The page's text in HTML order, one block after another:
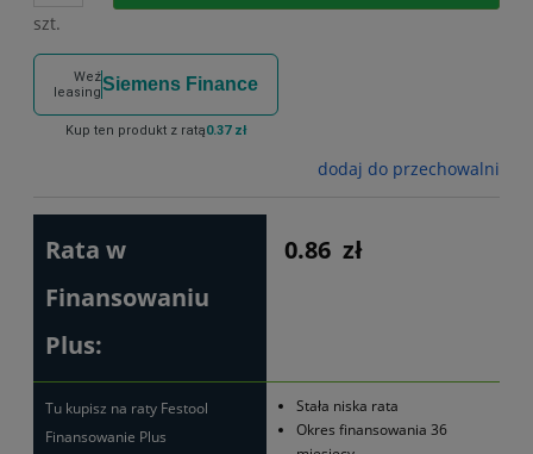
szt.
Weź
leasingSiemens Finance
Kup ten produkt z ratą0.37 zł
dodaj do przechowalni
Rata w
Finansowaniu
Plus:
0.86 zł
Tu kupisz na raty Festool
Finansowanie Plus
Stała niska rata
Okres finansowania 36